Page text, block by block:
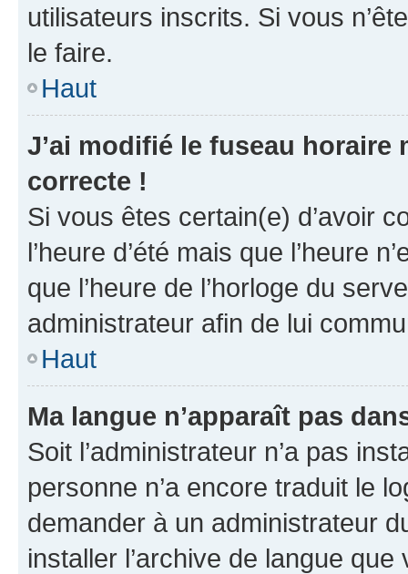
utilisateurs inscrits. Si vous
le faire.
Haut
J’ai modifié le fuseau horaire
correcte !
Si vous êtes certain(e) d’avoir
l’heure d’été mais que l’heure
que l’heure de l’horloge du
administrateur afin de lui
Haut
Ma langue n’apparaît pas
Soit l’administrateur n’a pas
personne n’a encore traduit le
demander à un administrateur
installer l’archive de langue